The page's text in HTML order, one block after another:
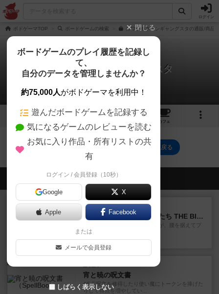
ログイン
ボドゲーマTOP ボードゲームの検索 カワサキネオンギャングスタの通販/商品
カワサキネオンギャングスタ
0件の動画
2 1
カフェ
カワサキネオンギャングスタのトップに戻る
会員の新しい投稿
レビュー
アグリコラ：牧場の動物たち THE BIG BOX
長らく積みゲーになってましたが、腰を据えてプ
レイできましたのでやってみ...
34分前by くみ
宵と暁の呪文書
4/5点呪文を修得したり使い魔にトークンを捧げた
りして得点を増やしてい...
閉じる
ボードゲームのプレイ履歴を記録し
て、
自分のデータを管理しませんか？
約75,000人がボドゲーマを利用中！
遊んだボードゲームを記録する
気になるゲームのレビューを読む
お気に入り作品・所有リストの共
有
ログイン / 会員登録（10秒）
Google X
Apple Facebook
または
メールで会員登録
しばらく表示しない